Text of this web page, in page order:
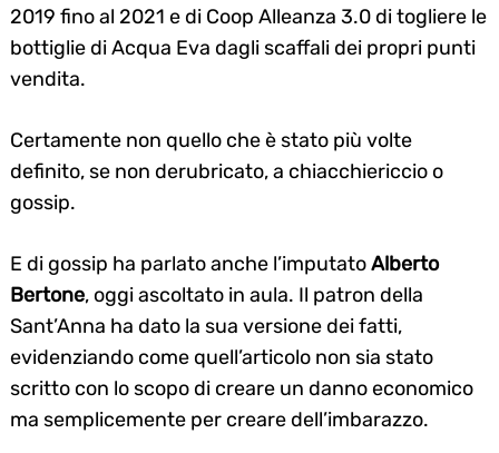
2019 fino al 2021 e di Coop Alleanza 3.0 di togliere le
bottiglie di Acqua Eva dagli scaffali dei propri punti
vendita.
Certamente non quello che è stato più volte
definito, se non derubricato, a chiacchiericcio o
gossip.
E di gossip ha parlato anche l’imputatoAlberto
Bertone, oggi ascoltato in aula. Il patron della
Sant’Anna ha dato la sua versione dei fatti,
evidenziando come quell’articolo non sia stato
scritto con lo scopo di creare un danno economico
ma semplicemente per creare dell’imbarazzo.